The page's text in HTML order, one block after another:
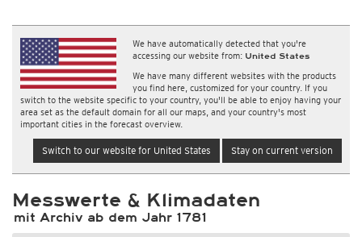
We have automatically detected that you're
accessing our website from: United States
We have many different websites with the products
you find here, customized for your country. If you
switch to the website specific to your country, you'll be able to enjoy having your
area set as the default domain for all our maps, and your country's most
important cities in the forecast overview.
Switch to our website for United States Stay on current version
Messwerte & Klimadaten
mit Archiv ab dem Jahr 1781
Wetter, Luftdruck